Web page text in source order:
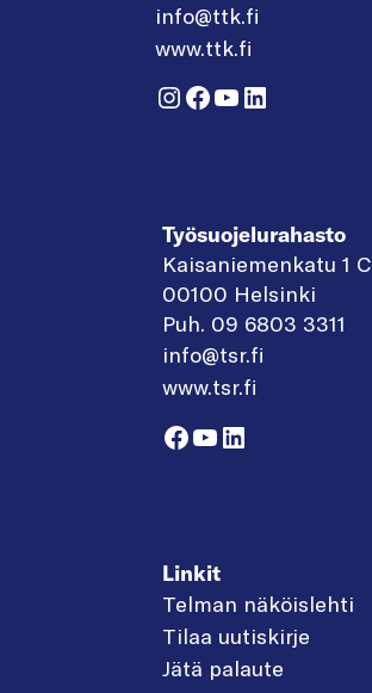
info@ttk.fi
www.ttk.fi
Instagram
Facebook
YouTube
LinkedIn
Työsuojelurahasto
Kaisaniemenkatu 1 C
00100 Helsinki
Puh. 09 6803 3311
info@tsr.fi
www.tsr.fi
Facebook
YouTube
LinkedIn
Linkit
Telman näköislehti
Tilaa uutiskirje
Jätä palaute